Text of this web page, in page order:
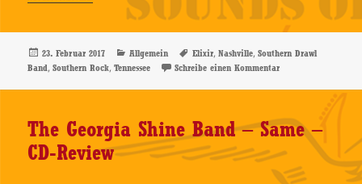
Band
–
Elixir
CD-
Review
Veröffentlicht
am
23. Februar 2017 Kategorien
Allgemein Schlagwörter
Elixir,Nashville,Southern Drawl
Band,Southern Rock,Tennessee Schreibe einen Kommentarzu Southern Drawl
The Georgia Shine Band – Same –
CD-Review